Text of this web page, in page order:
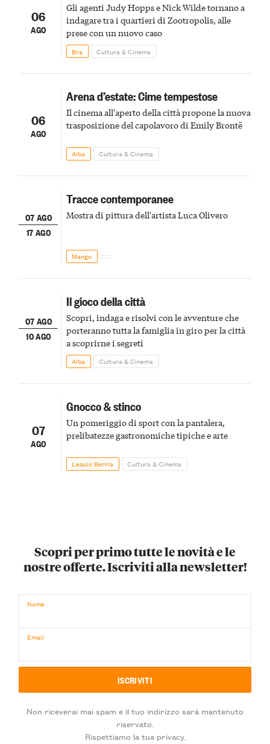
06
AGO
Gli agenti Judy Hopps e Nick Wilde tornano a
indagare tra i quartieri di Zootropolis, alle
prese con un nuovo caso
Bra Cultura & Cinema
06
AGO
Arena d’estate: Cime tempestose
Il cinema all'aperto della città propone la nuova
trasposizione del capolavoro di Emily Brontë
Alba Cultura & Cinema
07 AGO
17 AGO
Tracce contemporanee
Mostra di pittura dell'artista Luca Olivero
Mango
07 AGO
10 AGO
Il gioco della città
Scopri, indaga e risolvi con le avventure che
porteranno tutta la famiglia in giro per la città
a scoprirne i segreti
Alba Cultura & Cinema
07
AGO
Gnocco & stinco
Un pomeriggio di sport con la pantalera,
prelibatezze gastronomiche tipiche e arte
Lequio Berria Cultura & Cinema
Scopri per primo tutte le novità e le
nostre offerte. Iscriviti alla newsletter!
Nome
Email
Non riceverai mai spam e il tuo indirizzo sarà mantenuto
riservato.
Rispettiamo la tua privacy.